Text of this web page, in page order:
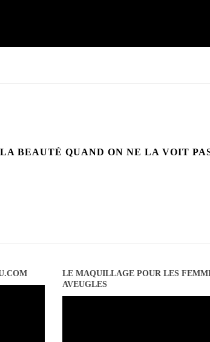
BEAUTÉ QUAND ON NE LA VOIT
LE MAQUILLAGE POUR LES
AVEUGLES